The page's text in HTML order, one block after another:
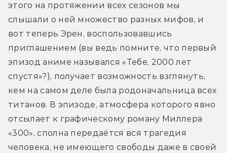
этого на протяжении всех сезонов мы
слышали о ней множество разных мифов, и
вот теперь Эрен, воспользовавшись
приглашением (вы ведь помните, что первый
эпизод аниме назывался «Тебе, 2000 лет
спустя»?), получает возможность взглянуть,
кем на самом деле была родоначальница всех
титанов. В эпизоде, атмосфера которого явно
отсылает к графическому роману Миллера
«300», сполна передаётся вся трагедия
человека, не имеющего свободы даже в своей